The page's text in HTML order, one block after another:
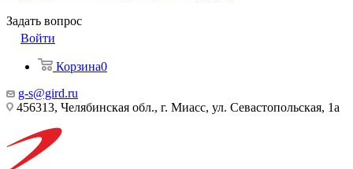
Задать вопрос
Войти
Корзина0
g-s@gird.ru
456313, Челябинская обл., г. Миасс, ул. Севастопольская, 1а